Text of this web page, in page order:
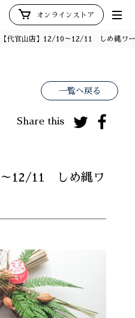
オンラインストア
【代官山店】12/10～12/11 しめ縄ワ
一覧へ戻る
Share this
～12/11 しめ縄ワ